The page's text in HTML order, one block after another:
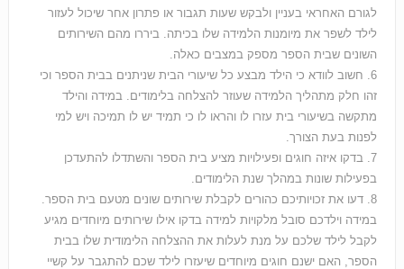
לגורם האחראי בעניין ולבקש שעות תגבור או פתרון אחר שיכול לעזור
לילד לשפר את מיומנות הלמידה שלו בכיתה. ביררו מהם השירותים
השונים שבית הספר מספק במצבים כאלה.
6. חשוב לוודא כי הילד מבצע כל שיעורי הבית שניתנים בבית הספר וכי
זהו חלק מתהליך הלמידה שעוזר להצלחה בלימודים. במידה והילד
מתקשה בשיעורי בית עזרו לו והראו לו כי תמיד יש לו תמיכה ויש למי
לפנות בעת הצורך.
7. בדקו איזה חוגים ופעילויות מציע בית הספר והשתדלו להתעדכן
בפעילות שונות במהלך שנת הלימודים.
8. דעו את זכויותיכם כהורים לקבלת שירותים שונים מטעם בית הספר.
במידה וילדכם סובל מלקויות למידה בדקו אילו שירותים מיוחדים מגיע
לקבל לילד שלכם על מנת לעלות את ההצלחה הלימודית שלו בבית
הספר, האם ישנם חוגים מיוחדים שיעזרו לילד שכם להתגבר על קשיי